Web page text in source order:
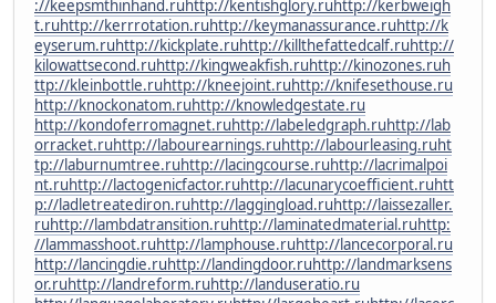
://keepsmthinhand.ruhttp://kentishglory.ruhttp://kerbweigh
t.ruhttp://kerrrotation.ruhttp://keymanassurance.ruhttp://k
eyserum.ruhttp://kickplate.ruhttp://killthefattedcalf.ruhttp://
kilowattsecond.ruhttp://kingweakfish.ruhttp://kinozones.ruh
ttp://kleinbottle.ruhttp://kneejoint.ruhttp://knifesethouse.ru
http://knockonatom.ruhttp://knowledgestate.ru
http://kondoferromagnet.ruhttp://labeledgraph.ruhttp://lab
orracket.ruhttp://labourearnings.ruhttp://labourleasing.ruht
tp://laburnumtree.ruhttp://lacingcourse.ruhttp://lacrimalpoi
nt.ruhttp://lactogenicfactor.ruhttp://lacunarycoefficient.ruhtt
p://ladletreatediron.ruhttp://laggingload.ruhttp://laissezaller.
ruhttp://lambdatransition.ruhttp://laminatedmaterial.ruhttp:
//lammasshoot.ruhttp://lamphouse.ruhttp://lancecorporal.ru
http://lancingdie.ruhttp://landingdoor.ruhttp://landmarksens
or.ruhttp://landreform.ruhttp://landuseratio.ru